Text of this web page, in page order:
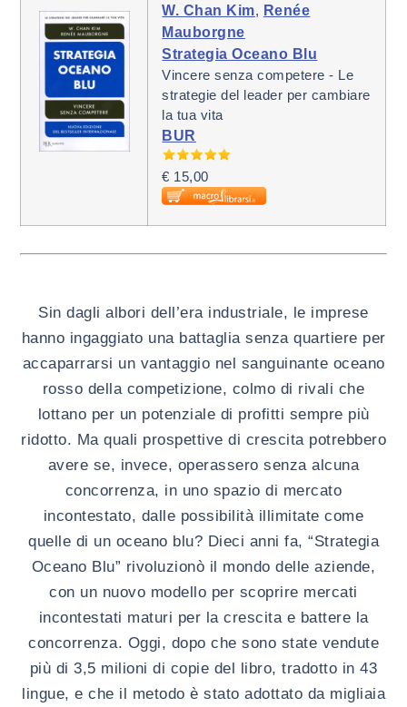
W. Chan Kim, Renée
Mauborgne
Strategia Oceano Blu
Vincere senza competere - Le
strategie del leader per cambiare
la tua vita
BUR
€ 15,00
Sin dagli albori dell’era industriale, le imprese
hanno ingaggiato una battaglia senza quartiere per
accaparrarsi un vantaggio nel sanguinante oceano
rosso della competizione, colmo di rivali che
lottano per un potenziale di profitti sempre più
ridotto. Ma quali prospettive di crescita potrebbero
avere se, invece, operassero senza alcuna
concorrenza, in uno spazio di mercato
incontestato, dalle possibilità illimitate come
quelle di un oceano blu? Dieci anni fa, “Strategia
Oceano Blu” rivoluzionò il mondo delle aziende,
con un nuovo modello per scoprire mercati
incontestati maturi per la crescita e battere la
concorrenza. Oggi, dopo che sono state vendute
più di 3,5 milioni di copie del libro, tradotto in 43
lingue, e che il metodo è stato adottato da migliaia